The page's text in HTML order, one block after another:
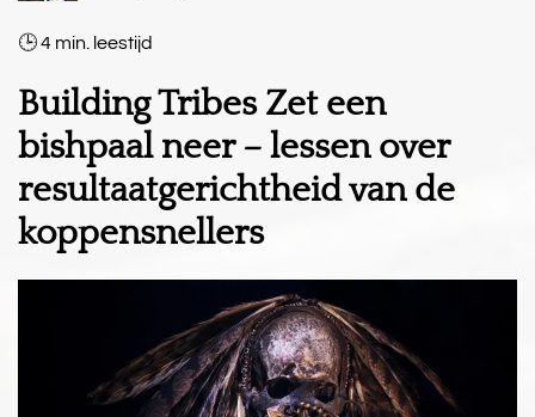
4 min.
Building Tribes Zet een
bishpaal neer – lessen over
resultaatgerichtheid van de
koppensnellers